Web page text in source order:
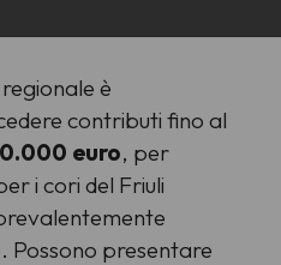
è
contributi fino al
euro, per
i cori del Friuli
Possono presentare